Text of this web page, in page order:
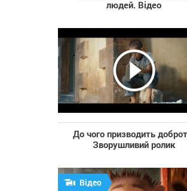
людей. Відео
До чого призводить
Зворушливий ролик
Відео